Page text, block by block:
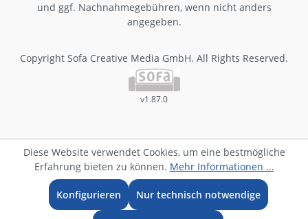
und ggf. Nachnahmegebühren, wenn nicht anders
angegeben.
Copyright Sofa Creative Media GmbH. All Rights Reserved.
v1.87.0
Diese Website verwendet Cookies, um eine bestmögliche
Erfahrung bieten zu können. Mehr Informationen ...
Nur technisch notwendige
Konfigurieren